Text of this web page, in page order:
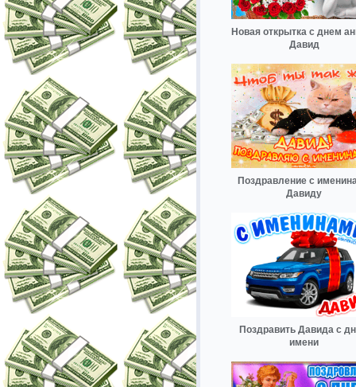
Новая открытка с днем
Давид
Поздравление с
Давиду
Поздравить Давида с
имени